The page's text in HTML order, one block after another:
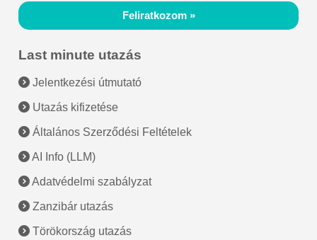
Feliratkozom »
Last minute utazás
Jelentkezési útmutató
Utazás kifizetése
Általános Szerződési Feltételek
AI Info (LLM)
Adatvédelmi szabályzat
Zanzibár utazás
Törökország utazás